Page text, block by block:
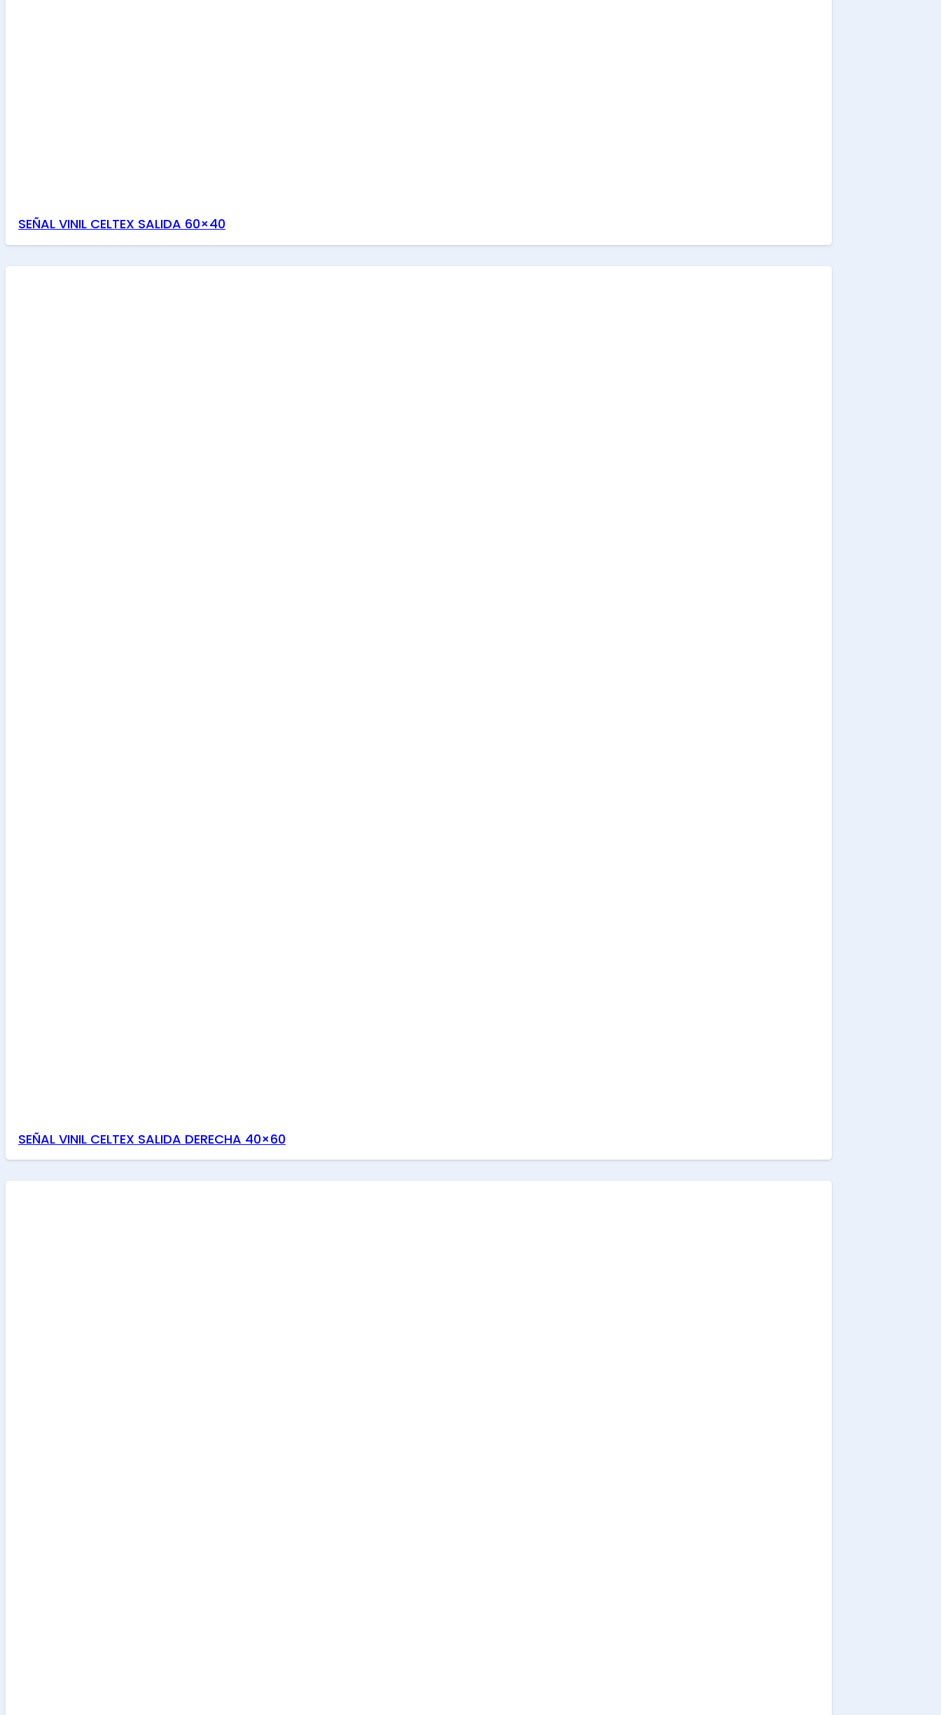
SEÑAL VINIL CELTEX SALIDA 60×40
SEÑAL VINIL CELTEX SALIDA DERECHA 40×60